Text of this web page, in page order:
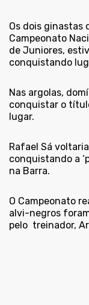
Os dois ginastas
Campeonato
de Juniores,
conquistando
Nas argolas,
conquistar o
lugar.
Rafael Sá
conquistando a
na Barra.
O Campeonato
alvi-negros
pelo treinador,